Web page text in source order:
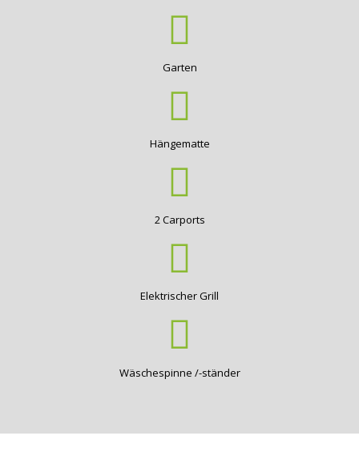
Garten
Hängematte
2 Carports
Elektrischer Grill
Wäschespinne /-ständer